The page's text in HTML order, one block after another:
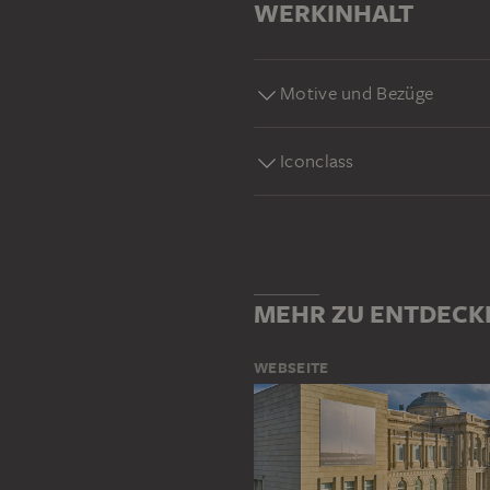
WERKINHALT
Motive und Bezüge
Iconclass
MEHR ZU
WEBSEITE